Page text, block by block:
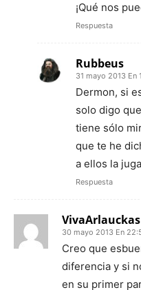
¡Qué nos
Respuesta
Rubbeus
31 mayo 2013 En
Dermon, si
solo digo
tiene sólo
que te he
a ellos la
Respuesta
VivaArlauckas
30 mayo 2013 En
Creo que
diferencia y si
en su primer